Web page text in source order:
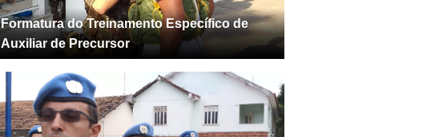
Formatura do Treinamento Específico de
Auxiliar de Precursor